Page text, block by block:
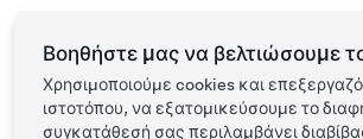
Βοηθήστε μας να βελτιώσουμε
Χρησιμοποιούμε cookies και
ιστοτόπου, να εξατομικεύσουμε το
συγκατάθεσή σας περιλαμβάνει